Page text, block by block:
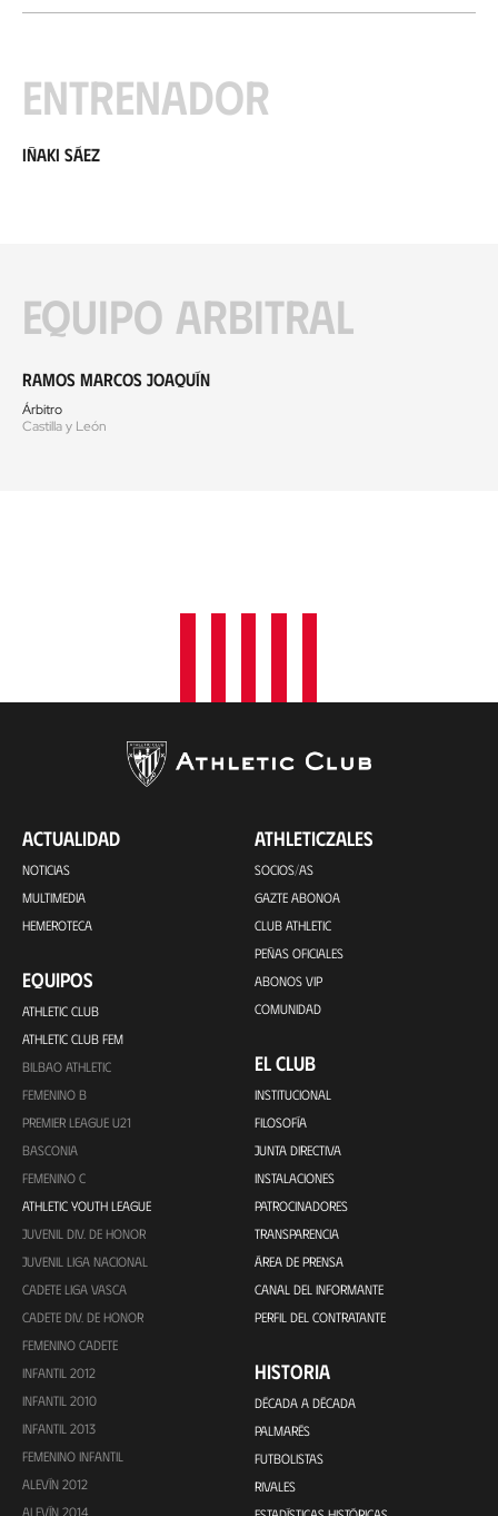
Entrenador
Iñaki Sáez
Equipo arbitral
Ramos Marcos Joaquín
Árbitro
Castilla y León
ACTUALIDAD
NOTICIAS
MULTIMEDIA
HEMEROTECA
EQUIPOS
ATHLETIC CLUB
ATHLETIC CLUB FEM
BILBAO ATHLETIC
FEMENINO B
PREMIER LEAGUE U21
BASCONIA
FEMENINO C
ATHLETIC YOUTH LEAGUE
JUVENIL DIV. DE HONOR
JUVENIL LIGA NACIONAL
CADETE LIGA VASCA
CADETE DIV. DE HONOR
FEMENINO CADETE
INFANTIL 2012
INFANTIL 2010
INFANTIL 2013
FEMENINO INFANTIL
ALEVÍN 2012
ALEVÍN 2014
ATHLETICZALES
SOCIOS/AS
GAZTE ABONOA
CLUB ATHLETIC
PEÑAS OFICIALES
ABONOS VIP
COMUNIDAD
EL CLUB
INSTITUCIONAL
FILOSOFÍA
JUNTA DIRECTIVA
INSTALACIONES
PATROCINADORES
TRANSPARENCIA
ÁREA DE PRENSA
CANAL DEL INFORMANTE
PERFIL DEL CONTRATANTE
HISTORIA
DÉCADA A DÉCADA
PALMARÉS
FUTBOLISTAS
RIVALES